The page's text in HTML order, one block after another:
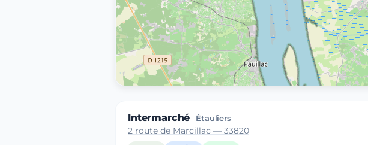
Intermarché Étauliers
2 route de Marcillac — 33820